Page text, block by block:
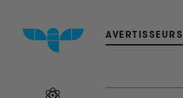
AVERTISSEURS